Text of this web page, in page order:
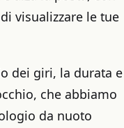
visualizzare le tue
dei giri, la durata e
che abbiamo
da nuoto